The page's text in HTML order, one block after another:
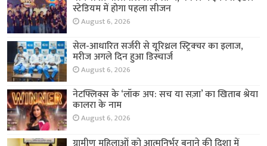
स्टेडियम में होगा पहला सीजन
August 6, 2026
सेल-आधारित सर्जरी से यूरिथ्रल स्ट्रिक्चर का इलाज,
मरीज अगले दिन हुआ डिस्चार्ज
August 6, 2026
नेटफ्लिक्स के ‘लॉक अप: सच या सज़ा’ का खिताब श्रेया
कालरा के नाम
August 6, 2026